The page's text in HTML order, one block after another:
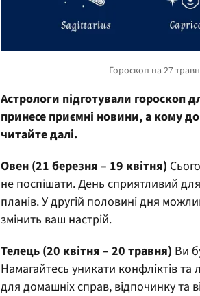
Астрологи підготували гороскоп
принесе приємні новини, а кому
читайте далі.
Овен (21 березня – 19 квітня)
не поспішати. День сприятливий
планів. У другій половині дня
змінить ваш настрій.
Телець (20 квітня – 20 травня) Ви
Намагайтесь уникати конфліктів
для домашніх справ, відпочинку та